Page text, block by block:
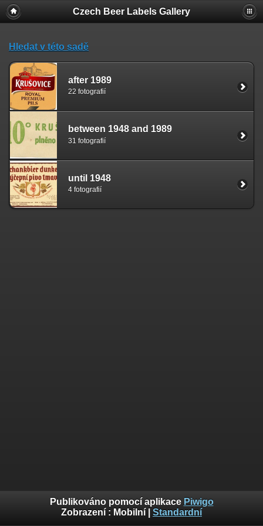
Czech Beer Labels Gallery
Hledat v této sadě
after 1989
22 fotografií
between 1948 and 1989
31 fotografií
until 1948
4 fotografií
Publikováno pomocí aplikace Piwigo
Zobrazení : Mobilní Standardní